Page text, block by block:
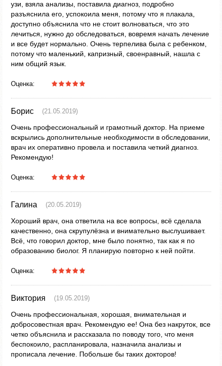
узи, взяла анализы, поставила диагноз, подробно
разъяснила его, успокоила меня, потому что я плакала,
доступно объяснила что не стоит волноваться, что это
лечиться, нужно до обследоваться, вовремя начать лечение
и все будет нормально. Очень терпелива была с ребенком,
потому что маленький, капризный, своенравный, нашла с
ним общий язык.
Оценка:
Борис (21.05.2019)
Очень профессиональный и грамотный доктор. На приеме
вскрылись дополнительные необходимости в обследовании,
врач их оперативно провела и поставила четкий диагноз.
Рекомендую!
Оценка:
Галина (20.05.2019)
Хороший врач, она ответила на все вопросы, всё сделала
качественно, она скрупулёзна и внимательно выслушивает.
Всё, что говорил доктор, мне было понятно, так как я по
образованию биолог. Я планирую повторно к ней пойти.
Оценка:
Виктория (19.05.2019)
Очень профессиональная, хорошая, внимательная и
добросовестная врач. Рекомендую ее! Она без накруток, все
четко объяснила и рассказала по поводу того, что меня
беспокоило, распланировала, назначила анализы и
прописала лечение. Побольше бы таких докторов!